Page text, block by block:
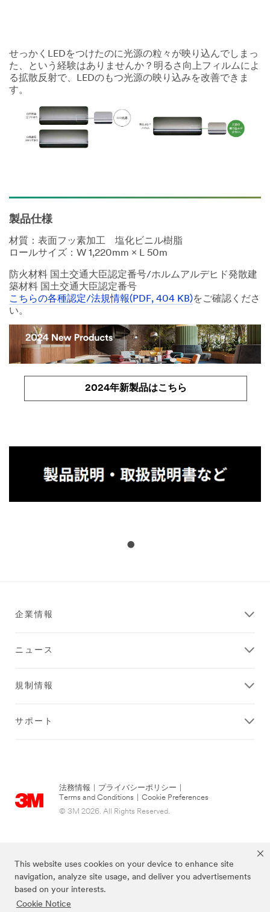
This website uses cookies on your device to enhance site
navigation, analyze site usage, and deliver you advertisements
based on your interests.
Cookie Notice
せっかくLEDをつけたのに光源の粒々が映り込んでしまっ
た、という経験はありませんか？明るさ向上フィルムによ
る拡散反射で、LEDのもつ光源の映り込みを改善できま
す。
製品仕様
材質：表面フッ素加工 塩化ビニル樹脂
ロールサイズ：W 1,220mm × L 50m
防火材料 国土交通大臣認定番号/ホルムアルデヒド発散建
築材料 国土交通大臣認定番号
こちらの各種認定/法規情報(PDF, 404 KB)をご確認くださ
い。
2024年新製品はこちら
企業情報
ニュース
規制情報
サポート
法務情報 プライバシーポリシー
Terms and Conditions
Cookie Preferences
© 3M 2026. All Rights Reserved.